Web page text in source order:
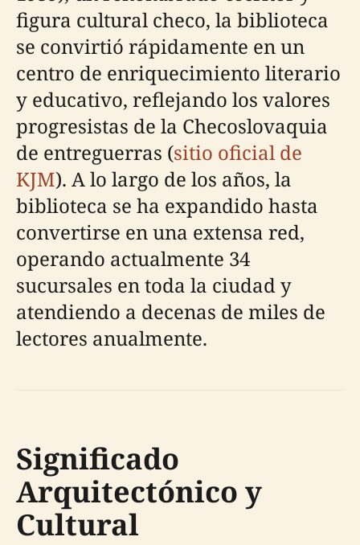
figura cultural checo, la biblioteca
se convirtió rápidamente en un
centro de enriquecimiento literario
y educativo, reflejando los valores
progresistas de la Checoslovaquia
de entreguerras (sitio oficial de
KJM). A lo largo de los años, la
biblioteca se ha expandido hasta
convertirse en una extensa red,
operando actualmente 34
sucursales en toda la ciudad y
atendiendo a decenas de miles de
lectores anualmente.
Significado
Arquitectónico y
Cultural